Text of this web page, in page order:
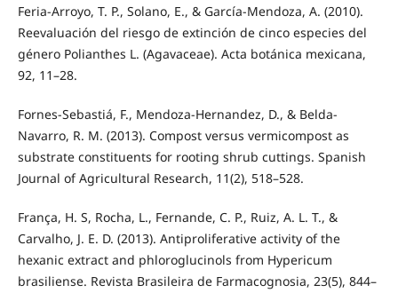
Feria-Arroyo, T. P., Solano, E., & García-Mendoza, A. (2010).
Reevaluación del riesgo de extinción de cinco especies del
género Polianthes L. (Agavaceae). Acta botánica mexicana,
92, 11–28.
Fornes-Sebastiá, F., Mendoza-Hernandez, D., & Belda-
Navarro, R. M. (2013). Compost versus vermicompost as
substrate constituents for rooting shrub cuttings. Spanish
Journal of Agricultural Research, 11(2), 518–528.
França, H. S, Rocha, L., Fernande, C. P., Ruiz, A. L. T., &
Carvalho, J. E. D. (2013). Antiproliferative activity of the
hexanic extract and phloroglucinols from Hypericum
brasiliense. Revista Brasileira de Farmacognosia, 23(5), 844–